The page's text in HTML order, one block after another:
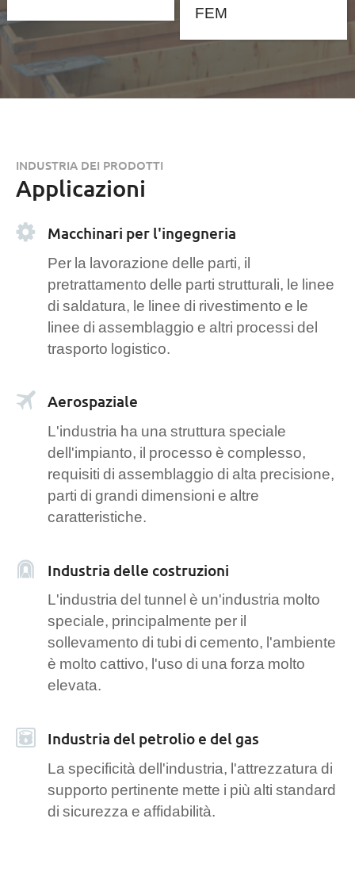
FEM
INDUSTRIA DEI PRODOTTI
Applicazioni
Macchinari per l'ingegneria
Per la lavorazione delle parti, il
pretrattamento delle parti strutturali, le linee
di saldatura, le linee di rivestimento e le
linee di assemblaggio e altri processi del
trasporto logistico.
Aerospaziale
L'industria ha una struttura speciale
dell'impianto, il processo è complesso,
requisiti di assemblaggio di alta precisione,
parti di grandi dimensioni e altre
caratteristiche.
Industria delle costruzioni
L'industria del tunnel è un'industria molto
speciale, principalmente per il
sollevamento di tubi di cemento, l'ambiente
è molto cattivo, l'uso di una forza molto
elevata.
Industria del petrolio e del gas
La specificità dell'industria, l'attrezzatura di
supporto pertinente mette i più alti standard
di sicurezza e affidabilità.